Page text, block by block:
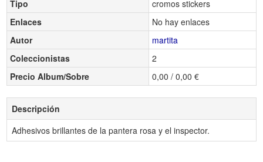
Tipo
cromos stickers
Enlaces
No hay enlaces
Autor
martita
Coleccionistas
2
Precio Album/Sobre
0,00 / 0,00 €
Descripción
Adhesivos brillantes de la pantera rosa y el inspector.